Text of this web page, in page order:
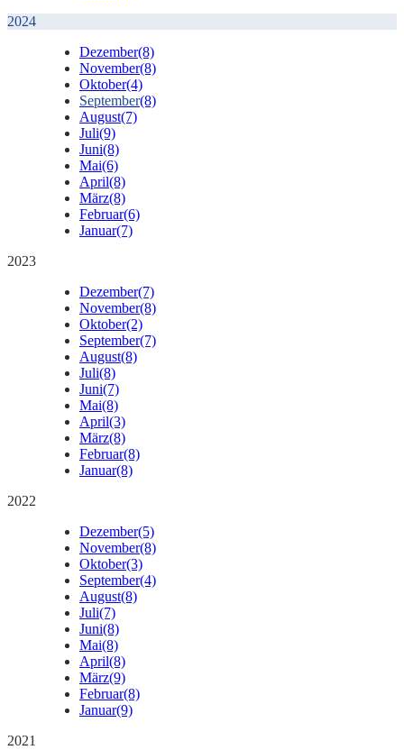
2024
Dezember(8)
November(8)
Oktober(4)
September(8)
August(7)
Juli(9)
Juni(8)
Mai(6)
April(8)
März(8)
Februar(6)
Januar(7)
2023
Dezember(7)
November(8)
Oktober(2)
September(7)
August(8)
Juli(8)
Juni(7)
Mai(8)
April(3)
März(8)
Februar(8)
Januar(8)
2022
Dezember(5)
November(8)
Oktober(3)
September(4)
August(8)
Juli(7)
Juni(8)
Mai(8)
April(8)
März(9)
Februar(8)
Januar(9)
2021